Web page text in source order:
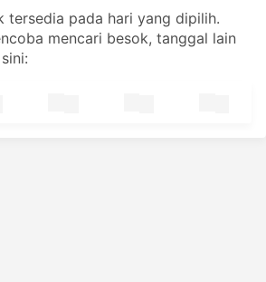
tersedia pada hari yang dipilih.
mencari besok, tanggal lain